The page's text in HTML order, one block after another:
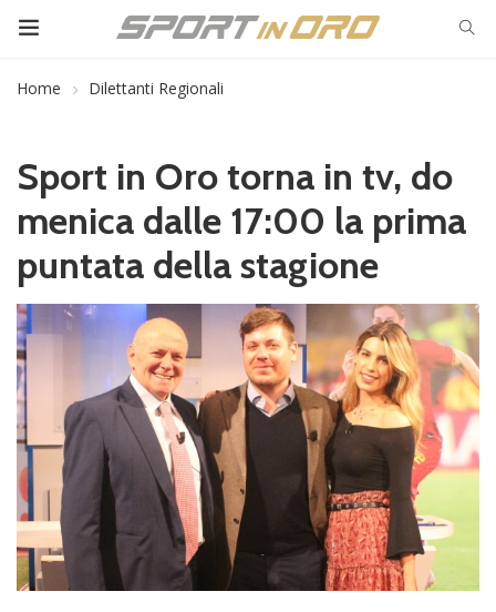
Home Dilettanti Regionali
Sport in Oro torna in tv, do
menica dalle 17:00 la prima
puntata della stagione